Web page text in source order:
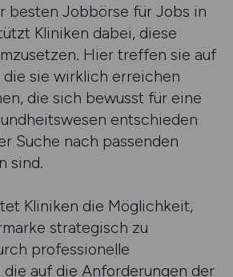
besten Jobbörse für Jobs in
Kliniken dabei, diese
Hier treffen sie auf
sie wirklich erreichen
die sich bewusst für eine
entschieden
Suche nach passenden
sind.
Kliniken die Möglichkeit,
strategisch zu
professionelle
die auf die Anforderungen der